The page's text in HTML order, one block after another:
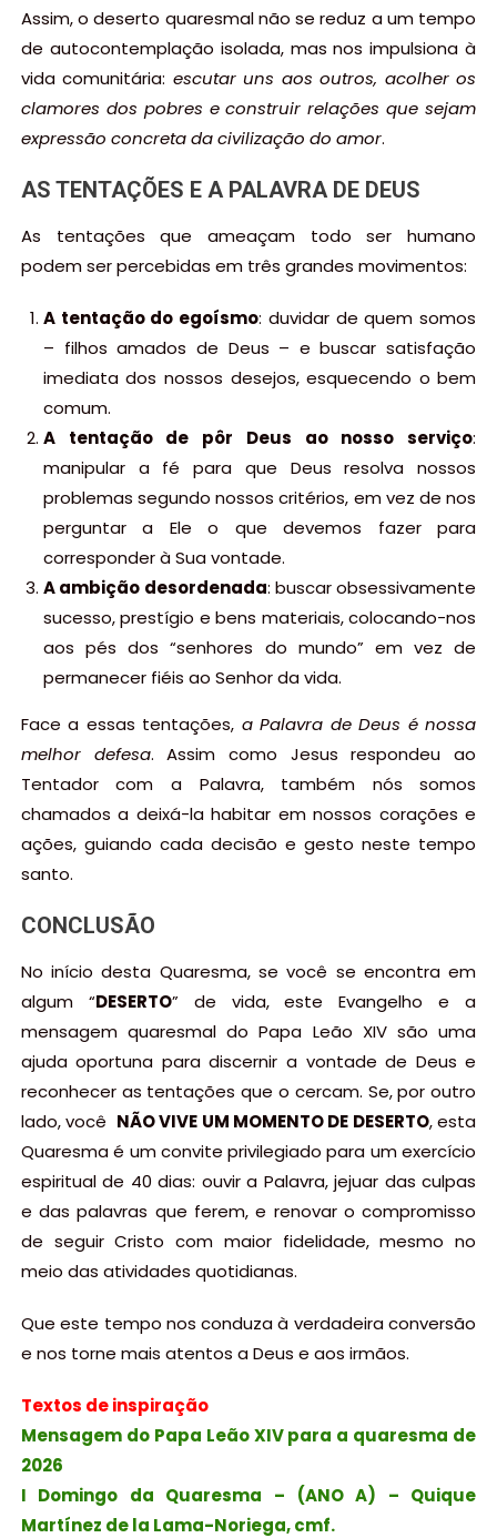
Assim, o deserto quaresmal não se reduz a um tempo
de autocontemplação isolada, mas nos impulsiona à
vida comunitária: escutar uns aos outros, acolher os
clamores dos pobres e construir relações que sejam
expressão concreta da civilização do amor.
AS TENTAÇÕES E A PALAVRA DE DEUS
As tentações que ameaçam todo ser humano
podem ser percebidas em três grandes movimentos:
A tentação do egoísmo: duvidar de quem somos
– filhos amados de Deus – e buscar satisfação
imediata dos nossos desejos, esquecendo o bem
comum.
A tentação de pôr Deus ao nosso serviço:
manipular a fé para que Deus resolva nossos
problemas segundo nossos critérios, em vez de nos
perguntar a Ele o que devemos fazer para
corresponder à Sua vontade.
A ambição desordenada: buscar obsessivamente
sucesso, prestígio e bens materiais, colocando-nos
aos pés dos “senhores do mundo” em vez de
permanecer fiéis ao Senhor da vida.
Face a essas tentações, a Palavra de Deus é nossa
melhor defesa. Assim como Jesus respondeu ao
Tentador com a Palavra, também nós somos
chamados a deixá-la habitar em nossos corações e
ações, guiando cada decisão e gesto neste tempo
santo.
CONCLUSÃO
No início desta Quaresma, se você se encontra em
algum “DESERTO” de vida, este Evangelho e a
mensagem quaresmal do Papa Leão XIV são uma
ajuda oportuna para discernir a vontade de Deus e
reconhecer as tentações que o cercam. Se, por outro
lado, você NÃO VIVE UM MOMENTO DE DESERTO, esta
Quaresma é um convite privilegiado para um exercício
espiritual de 40 dias: ouvir a Palavra, jejuar das culpas
e das palavras que ferem, e renovar o compromisso
de seguir Cristo com maior fidelidade, mesmo no
meio das atividades quotidianas.
Que este tempo nos conduza à verdadeira conversão
e nos torne mais atentos a Deus e aos irmãos.
Textos de inspiração
Mensagem do Papa Leão XIV para a quaresma de
2026
I Domingo da Quaresma – (ANO A) – Quique
Martínez de la Lama-Noriega, cmf.